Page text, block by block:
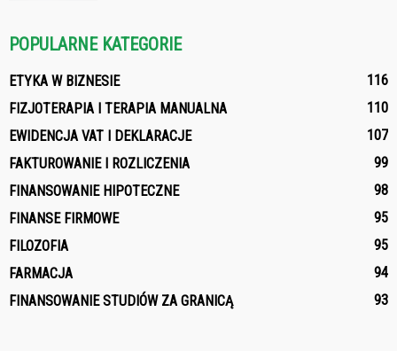
POPULARNE KATEGORIE
ETYKA W BIZNESIE
116
FIZJOTERAPIA I TERAPIA MANUALNA
110
EWIDENCJA VAT I DEKLARACJE
107
FAKTUROWANIE I ROZLICZENIA
99
FINANSOWANIE HIPOTECZNE
98
FINANSE FIRMOWE
95
FILOZOFIA
95
FARMACJA
94
FINANSOWANIE STUDIÓW ZA GRANICĄ
93